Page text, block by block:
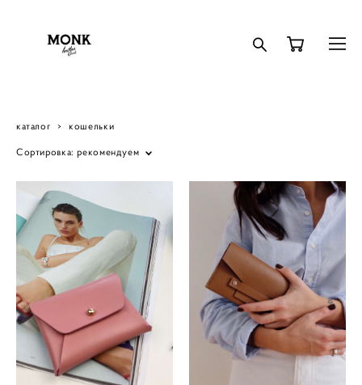
каталог > кошельки
Сортировка: рекомендуем